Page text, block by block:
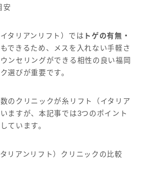
安
タリアンリフト）では トゲの有無・
もできるため、メスを入れない手軽さ
ンセリングができる相性の良い福岡
選びが重要です。
のクリニックが糸リフト（イタリア
ますが、本記事では3つのポイント
ています。
リアンリフト）クリニックの比較